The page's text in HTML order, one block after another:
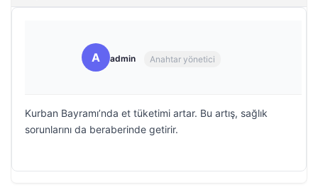
A admin Anahtar yönetici
Kurban Bayramı’nda et tüketimi artar. Bu artış, sağlık
sorunlarını da beraberinde getirir.